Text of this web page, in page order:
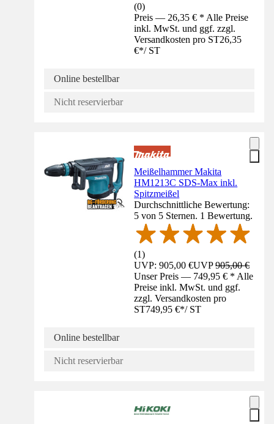
(0)
Preis — 26,35 € * Alle Preise
inkl. MwSt. und ggf. zzgl.
Versandkosten pro ST26,35
€*/ ST
Online bestellbar
Nicht reservierbar
Meißelhammer Makita
HM1213C SDS-Max inkl.
Spitzmeißel
Durchschnittliche Bewertung:
5 von 5 Sternen. 1 Bewertung.
(1)
UVP: 905,00 €UVP905,00 €
Unser Preis — 749,95 € * Alle
Preise inkl. MwSt. und ggf.
zzgl. Versandkosten pro
ST749,95 €*/ ST
Online bestellbar
Nicht reservierbar